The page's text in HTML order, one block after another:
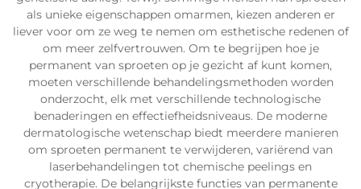
als unieke eigenschappen omarmen, kiezen anderen er
liever voor om ze weg te nemen om esthetische redenen of
om meer zelfvertrouwen. Om te begrijpen hoe je
permanent van sproeten op je gezicht af kunt komen,
moeten verschillende behandelingsmethoden worden
onderzocht, elk met verschillende technologische
benaderingen en effectiefheidsniveaus. De moderne
dermatologische wetenschap biedt meerdere manieren
om sproeten permanent te verwijderen, variërend van
laserbehandelingen tot chemische peelings en
cryotherapie. De belangrijkste functies van permanente